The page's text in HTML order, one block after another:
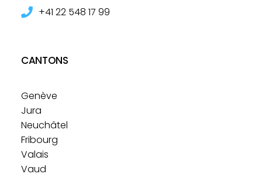
+41 22 548 17 99
CANTONS
Genève
Jura
Neuchâtel
Fribourg
Valais
Vaud